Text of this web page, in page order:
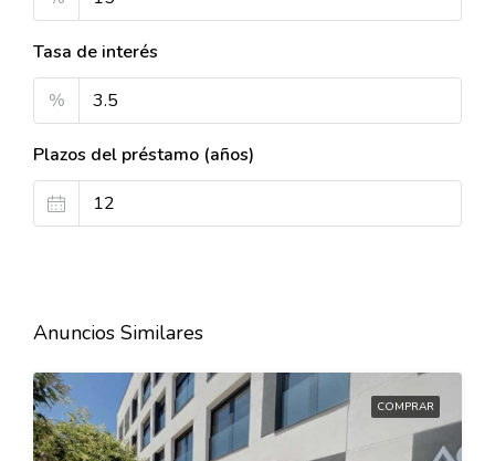
Tasa de interés
%
Plazos del préstamo (años)
Anuncios Similares
COMPRAR